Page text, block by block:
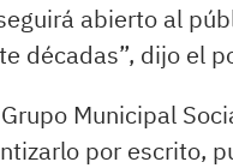
abierto al
décadas”, dijo el
Municipal
por escrito,